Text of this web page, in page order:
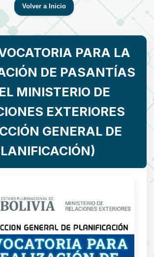
Volver a Inicio
PARA LA
DE PASANTÍAS
MINISTERIO DE
EXTERIORES
GENERAL DE